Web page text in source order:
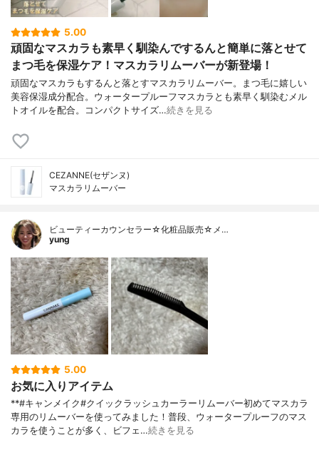
5.00
頑固なマスカラも素早く馴染んでするんと簡単に落とせて
まつ毛を保湿ケア！マスカラリムーバーが新登場！
頑固なマスカラもするんと落とすマスカラリムーバー。まつ毛に嬉しい
美容保湿成分配合。ウォータープルーフマスカラとも素早く馴染むメル
トオイルを配合。コンパクトサイズ…続きを見る
CEZANNE(セザンヌ)
マスカラリムーバー
ビューティーカウンセラー☆化粧品販売☆メ…
yung
5.00
お気に入りアイテム
**#キャンメイク#クイックラッシュカーラーリムーバー初めてマスカラ
専用のリムーバーを使ってみました！普段、ウォータープルーフのマス
カラを使うことが多く、ビフェ…続きを見る